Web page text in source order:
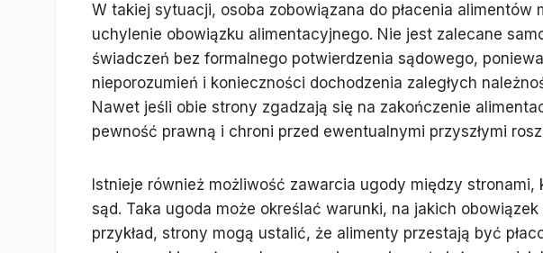
W takiej sytuacji, osoba zobowiązana do płacenia alimentów
uchylenie obowiązku alimentacyjnego. Nie jest zalecane
świadczeń bez formalnego potwierdzenia sądowego,
nieporozumień i konieczności dochodzenia zaległych
Nawet jeśli obie strony zgadzają się na zakończenie
pewność prawną i chroni przed ewentualnymi przyszłymi
Istnieje również możliwość zawarcia ugody między
sąd. Taka ugoda może określać warunki, na jakich
przykład, strony mogą ustalić, że alimenty przestają być